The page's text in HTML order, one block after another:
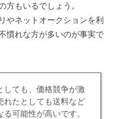
方もいるでしょう。
やネットオークションを利
慣れな方が多いのが事実で
しても、価格競争が激
れたとしても送料など
可能性が高いです。